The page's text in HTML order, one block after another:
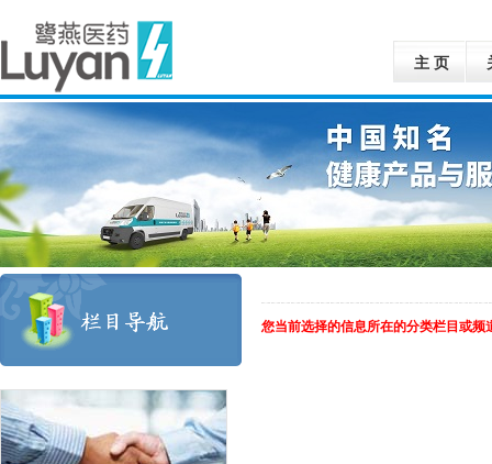
主 页
您当前选择的信息所在的分类栏目或